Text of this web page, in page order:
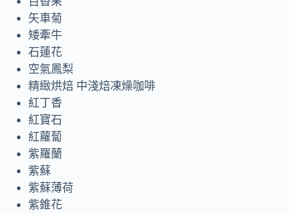
矢車菊
矮牽牛
石蓮花
空氣鳳梨
精緻烘焙 中淺焙凍燥咖啡
紅丁香
紅寶石
紅蘿蔔
紫羅蘭
紫蘇
紫蘇薄荷
紫錐花